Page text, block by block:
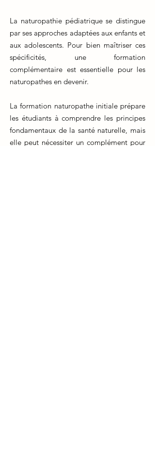
La naturopathie pédiatrique se distingue
par ses approches adaptées aux enfants et
aux adolescents. Pour bien maîtriser ces
spécificités, une formation
complémentaire est essentielle pour les
naturopathes en devenir.
La formation naturopathe initiale prépare
les étudiants à comprendre les principes
fondamentaux de la santé naturelle, mais
elle peut nécessiter un complément pour